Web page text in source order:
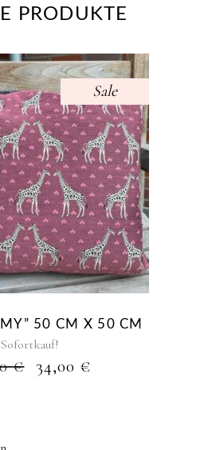
PRODUKTE
Sale
50 CM X 50 CM
Sofortkauf!
€ URSPRÜNGLICHER
PREIS
34,00 €